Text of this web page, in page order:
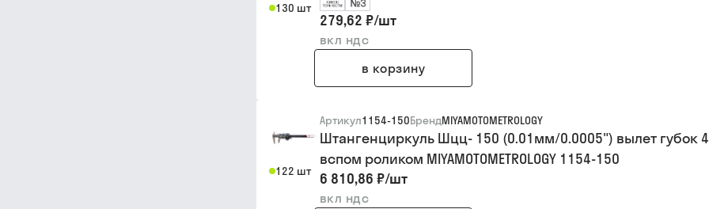
130 шт
279,62 ₽/шт
вкл ндс
в корзину
122 шт
Артикул1154-150БрендMIYAMOTOMETROLOGY
Штангенциркуль Шцц- 150 (0.01мм/0.0005") вылет
вспом роликом MIYAMOTOMETROLOGY 1154-150
6 810,86 ₽/шт
вкл ндс